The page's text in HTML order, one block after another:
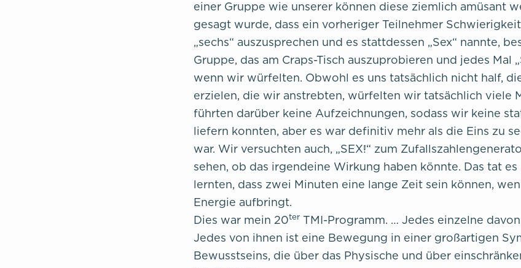
einer Gruppe wie unserer können diese ziemlich amüsant
gesagt wurde, dass ein vorheriger Teilnehmer
„sechs“ auszusprechen und es stattdessen „Sex“ nannte,
Gruppe, das am Craps-Tisch auszuprobieren und jedes Mal
wenn wir würfelten. Obwohl es uns tatsächlich nicht half,
erzielen, die wir anstrebten, würfelten wir tatsächlich viele
führten darüber keine Aufzeichnungen, sodass wir keine
liefern konnten, aber es war definitiv mehr als die Eins zu
war. Wir versuchten auch, „SEX!“ zum
sehen, ob das irgendeine Wirkung haben könnte. Das tat
lernten, dass zwei Minuten eine lange Zeit sein können,
Energie aufbringt.
Dies war mein 20terTMI-Programm. … Jedes einzelne
Jedes von ihnen ist eine Bewegung in einer großartigen
Bewusstseins, die über das Physische und über